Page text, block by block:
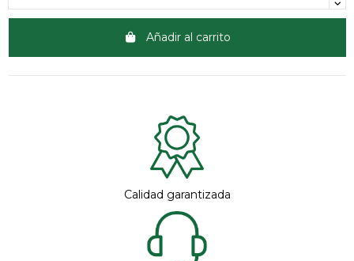
Añadir al carrito
Calidad garantizada